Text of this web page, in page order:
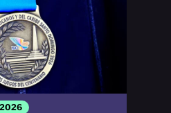
2026